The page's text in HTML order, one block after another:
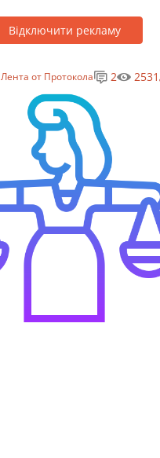
Відключити рекламу
Лента от Протокола 2 2531